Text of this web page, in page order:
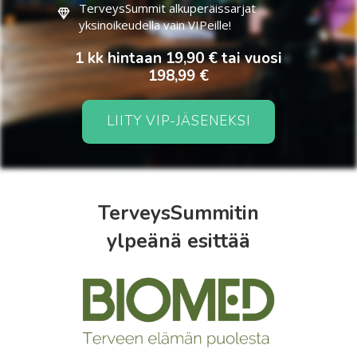
TerveysSummit alkuperäissarjat
yksinoikeudella vain VIPeille!
1 kk hintaan 19,90 € tai vuosi
198,99 €
LIITY VIP-JÄSENEKSI
TerveysSummitin
ylpeänä esittää